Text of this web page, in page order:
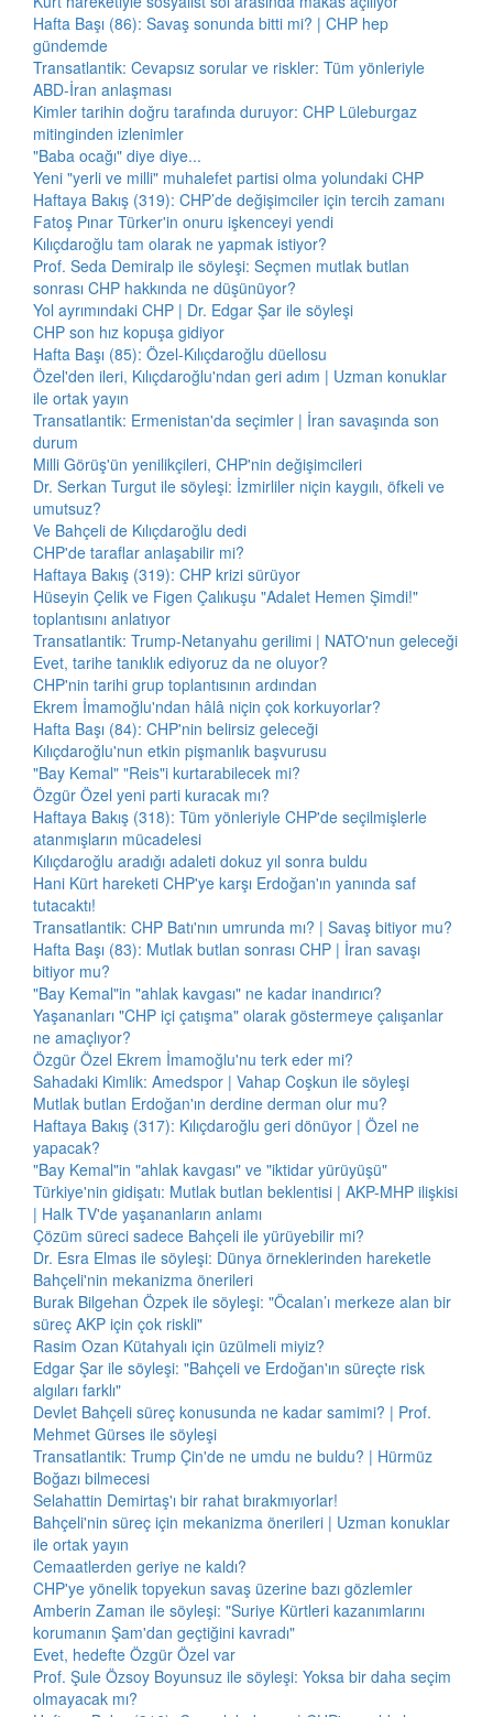
Hafta Başı (86): Savaş sonunda bitti mi? | CHP hep
gündemde
Transatlantik: Cevapsız sorular ve riskler: Tüm yönleriyle
ABD-İran anlaşması
Kimler tarihin doğru tarafında duruyor: CHP Lüleburgaz
mitinginden izlenimler
"Baba ocağı" diye diye...
Yeni "yerli ve milli" muhalefet partisi olma yolundaki CHP
Haftaya Bakış (319): CHP’de değişimciler için tercih zamanı
Fatoş Pınar Türker'in onuru işkenceyi yendi
Kılıçdaroğlu tam olarak ne yapmak istiyor?
Prof. Seda Demiralp ile söyleşi: Seçmen mutlak butlan
sonrası CHP hakkında ne düşünüyor?
Yol ayrımındaki CHP | Dr. Edgar Şar ile söyleşi
CHP son hız kopuşa gidiyor
Hafta Başı (85): Özel-Kılıçdaroğlu düellosu
Özel'den ileri, Kılıçdaroğlu'ndan geri adım | Uzman konuklar
ile ortak yayın
Transatlantik: Ermenistan'da seçimler | İran savaşında son
durum
Milli Görüş'ün yenilikçileri, CHP'nin değişimcileri
Dr. Serkan Turgut ile söyleşi: İzmirliler niçin kaygılı, öfkeli ve
umutsuz?
Ve Bahçeli de Kılıçdaroğlu dedi
CHP'de taraflar anlaşabilir mi?
Haftaya Bakış (319): CHP krizi sürüyor
Hüseyin Çelik ve Figen Çalıkuşu "Adalet Hemen Şimdi!"
toplantısını anlatıyor
Transatlantik: Trump-Netanyahu gerilimi | NATO'nun geleceği
Evet, tarihe tanıklık ediyoruz da ne oluyor?
CHP'nin tarihi grup toplantısının ardından
Ekrem İmamoğlu'ndan hâlâ niçin çok korkuyorlar?
Hafta Başı (84): CHP'nin belirsiz geleceği
Kılıçdaroğlu'nun etkin pişmanlık başvurusu
"Bay Kemal" "Reis"i kurtarabilecek mi?
Özgür Özel yeni parti kuracak mı?
Haftaya Bakış (318): Tüm yönleriyle CHP'de seçilmişlerle
atanmışların mücadelesi
Kılıçdaroğlu aradığı adaleti dokuz yıl sonra buldu
Hani Kürt hareketi CHP'ye karşı Erdoğan'ın yanında saf
tutacaktı!
Transatlantik: CHP Batı'nın umrunda mı? | Savaş bitiyor mu?
Hafta Başı (83): Mutlak butlan sonrası CHP | İran savaşı
bitiyor mu?
"Bay Kemal"in "ahlak kavgası" ne kadar inandırıcı?
Yaşananları "CHP içi çatışma" olarak göstermeye çalışanlar
ne amaçlıyor?
Özgür Özel Ekrem İmamoğlu'nu terk eder mi?
Sahadaki Kimlik: Amedspor | Vahap Coşkun ile söyleşi
Mutlak butlan Erdoğan'ın derdine derman olur mu?
Haftaya Bakış (317): Kılıçdaroğlu geri dönüyor | Özel ne
yapacak?
"Bay Kemal"in "ahlak kavgası" ve "iktidar yürüyüşü"
Türkiye'nin gidişatı: Mutlak butlan beklentisi | AKP-MHP ilişkisi
| Halk TV'de yaşananların anlamı
Çözüm süreci sadece Bahçeli ile yürüyebilir mi?
Dr. Esra Elmas ile söyleşi: Dünya örneklerinden hareketle
Bahçeli'nin mekanizma önerileri
Burak Bilgehan Özpek ile söyleşi: "Öcalan’ı merkeze alan bir
süreç AKP için çok riskli"
Rasim Ozan Kütahyalı için üzülmeli miyiz?
Edgar Şar ile söyleşi: "Bahçeli ve Erdoğan'ın süreçte risk
algıları farklı"
Devlet Bahçeli süreç konusunda ne kadar samimi? | Prof.
Mehmet Gürses ile söyleşi
Transatlantik: Trump Çin'de ne umdu ne buldu? | Hürmüz
Boğazı bilmecesi
Selahattin Demirtaş'ı bir rahat bırakmıyorlar!
Bahçeli'nin süreç için mekanizma önerileri | Uzman konuklar
ile ortak yayın
Cemaatlerden geriye ne kaldı?
CHP'ye yönelik topyekun savaş üzerine bazı gözlemler
Amberin Zaman ile söyleşi: "Suriye Kürtleri kazanımlarını
korumanın Şam'dan geçtiğini kavradı"
Evet, hedefte Özgür Özel var
Prof. Şule Özsoy Boyunsuz ile söyleşi: Yoksa bir daha seçim
olmayacak mı?